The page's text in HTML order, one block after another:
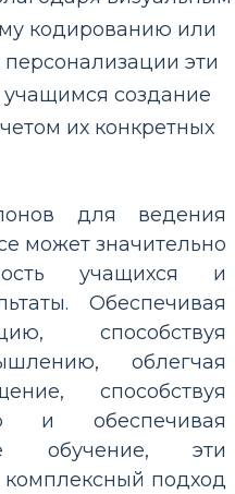
кодированию или
эти
создание
их конкретных
для ведения
может значительно
учащихся и
Обеспечивая
способствуя
облегчая
способствуя
и обеспечивая
обучение, эти
подход